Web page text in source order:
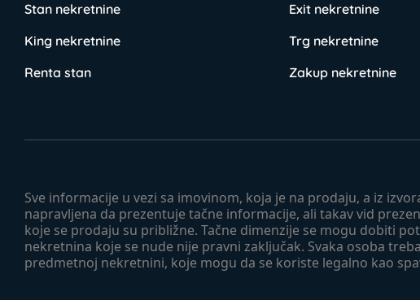
Sve informacije u vezi sa imovinom, koja je na prodaju, a iz
napravljena da prezentuje tačne informacije, ali takav vid
koje se prodaju su približne. Tačne dimenzije se mogu dobiti
nekretnina koje se nude nije pravni zaključak. Svaka osoba
predmetnoj nekretnini, koje mogu da se koriste legalno kao
Stan nekretnine
Exit nekretnine
King nekretnine
Trg nekretnine
Renta stan
Zakup nekretnine